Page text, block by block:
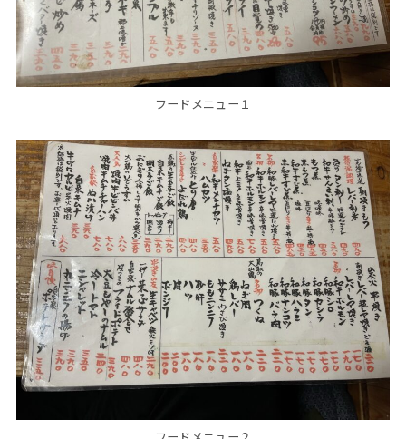
フードメニュー１